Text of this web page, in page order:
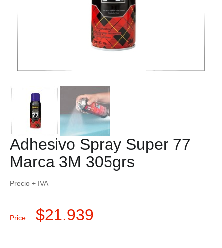
Adhesivo Spray Super 77
Marca 3M 305grs
Precio + IVA
Price: $21.939